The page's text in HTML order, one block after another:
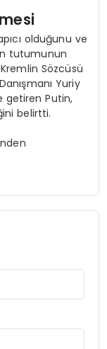
olduğunu ve
tutumunun
Sözcüsü
Yuriy
getiren Putin,
belirtti.